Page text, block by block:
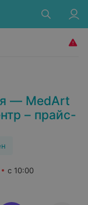
— MedArt
– прайс-
с 10:00